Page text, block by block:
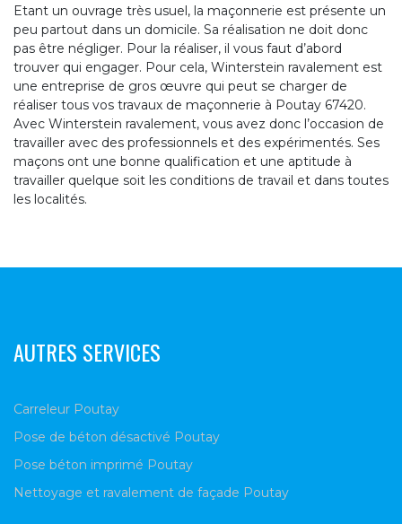
Etant un ouvrage très usuel, la maçonnerie est présente un
peu partout dans un domicile. Sa réalisation ne doit donc
pas être négliger. Pour la réaliser, il vous faut d’abord
trouver qui engager. Pour cela, Winterstein ravalement est
une entreprise de gros œuvre qui peut se charger de
réaliser tous vos travaux de maçonnerie à Poutay 67420.
Avec Winterstein ravalement, vous avez donc l’occasion de
travailler avec des professionnels et des expérimentés. Ses
maçons ont une bonne qualification et une aptitude à
travailler quelque soit les conditions de travail et dans toutes
les localités.
AUTRES SERVICES
Carreleur Poutay
Pose de béton désactivé Poutay
Pose béton imprimé Poutay
Nettoyage et ravalement de façade Poutay